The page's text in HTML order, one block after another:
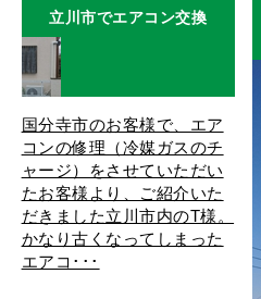
立川市でエアコン交換
国分寺市のお客様で、エア
コンの修理（冷媒ガスのチ
ャージ）をさせていただい
たお客様より、ご紹介いた
だきました立川市内のT様。
かなり古くなってしまった
エアコ･･･